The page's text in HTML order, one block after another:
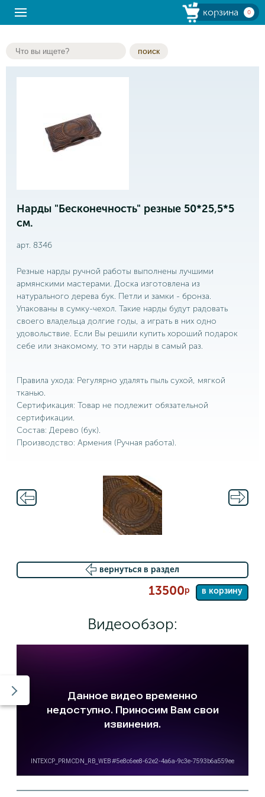
корзина 0
поиск
Нарды "Бесконечность" резные 50*25,5*5
см.
арт. 8346
Резные нарды ручной работы выполнены лучшими
армянскими мастерами. Доска изготовлена из
натурального дерева бук. Петли и замки - бронза.
Упакованы в сумку-чехол. Такие нарды будут радовать
своего владельца долгие годы, а играть в них одно
удовольствие. Если Вы решили купить хороший подарок
себе или знакомому, то эти нарды в самый раз.
Правила ухода: Регулярно удалять пыль сухой, мягкой
тканью.
Сертификация: Товар не подлежит обязательной
сертификации.
Состав: Дерево (бук).
Производство: Армения (Ручная работа).
вернуться в раздел
13500р в корзину
Видеообзор: